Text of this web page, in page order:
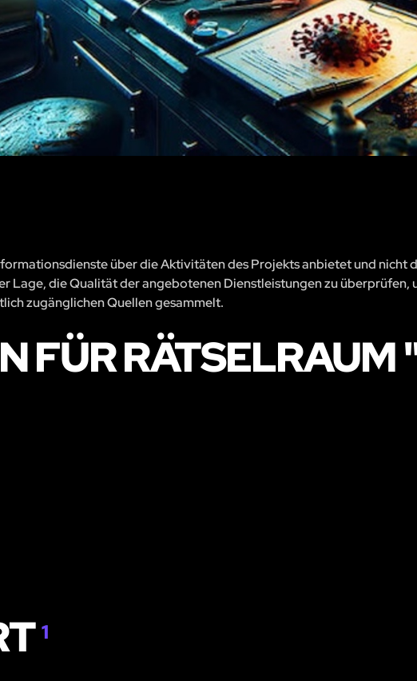
über die Aktivitäten des Projekts anbietet und nicht
Lage, die Qualität der angebotenen Dienstleistungen zu überprüfen,
zugänglichen Quellen gesammelt.
FÜR
1